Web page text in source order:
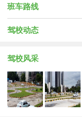
南方夏天的炎热，真正
朗易沟通，及格率高
（科一）—五项考试
（1）2100元，含30
费用） （2）2300元
取任何费用） C2证：
班车路线
驾校动态
驾校风采